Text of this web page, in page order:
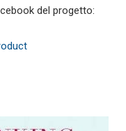
del progetto: